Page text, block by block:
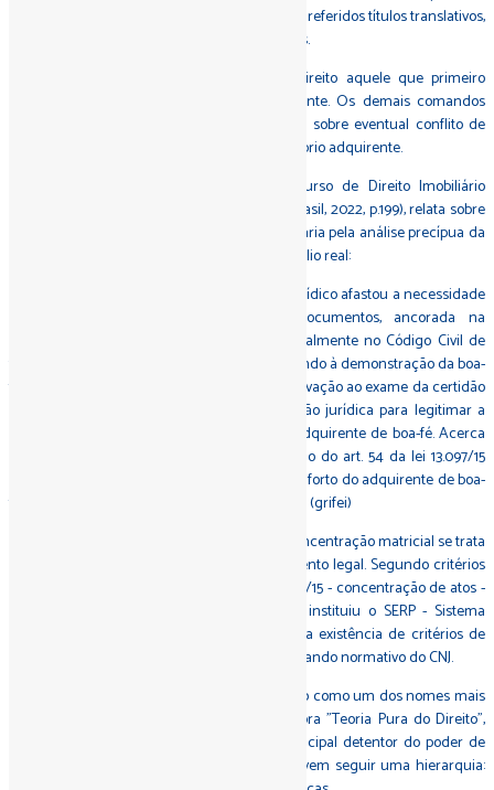
entre vivos, só se adquirem com o registro dos referidos títulos translativos,
no competente Cartório de Registro de Imóveis.
Assim, tem preferência ou prioridade de direito aquele que primeiro
alcança o fólio real, seja credor ou adquirente. Os demais comandos
contidos no art. 54 e seus parágrafos tratam sobre eventual conflito de
interesses entre credores do alienante e o próprio adquirente.
O professor Olivar Vitale, em sua obra Curso de Direito Imobiliário
Brasileiro (2. ed. São Paulo: Tomson Reuters Brasil, 2022, p.199), relata sobre
a simplificação da atividade comercial imobiliária pela análise precípua da
certidão atualizada da matrícula extraída do fólio real:
"Em apertada síntese, o novo ordenamento jurídico afastou a necessidade
da análise numerosa de certidões e documentos, ancorada na
interpretação do regramento contido principalmente no Código Civil de
1916 e do Código de Processo Civil de 1973, visando à demonstração da boa-
fé pelo adquirente para delimitar essa comprovação ao exame da certidão
atualizada da matrícula, e ostentou a inovação jurídica para legitimar a
alteração do viés de proteção do credor ao adquirente de boa-fé. Acerca
disso é importante mencionar a nova redação do art. 54 da lei 13.097/15
dada pela lei 14.382/22, que visa reforçar o conforto do adquirente de boa-
fé pelo simples exame da matrícula do imóvel." (grifei)
Existem discussões doutrinárias sobre se a concentração matricial se trata
de princípio registral ou tão somente regramento legal. Segundo critérios
de solução de conflitos legislativos, a lei 13.097/15 - concentração de atos -
após sua ratificação pela lei 14.382/22, que instituiu o SERP - Sistema
Eletrônico dos Registros Públicos, verifica-se a existência de critérios de
especialidade e hierarquia em relação ao comando normativo do CNJ.
O jurista e filósofo austríaco Hans Kelsen - tido como um dos nomes mais
importantes do Direito moderno - em sua obra "Teoria Pura do Direito",
leciona que o Estado deve ser o único e principal detentor do poder de
elaborar leis, sendo que essas legislações devem seguir uma hierarquia: